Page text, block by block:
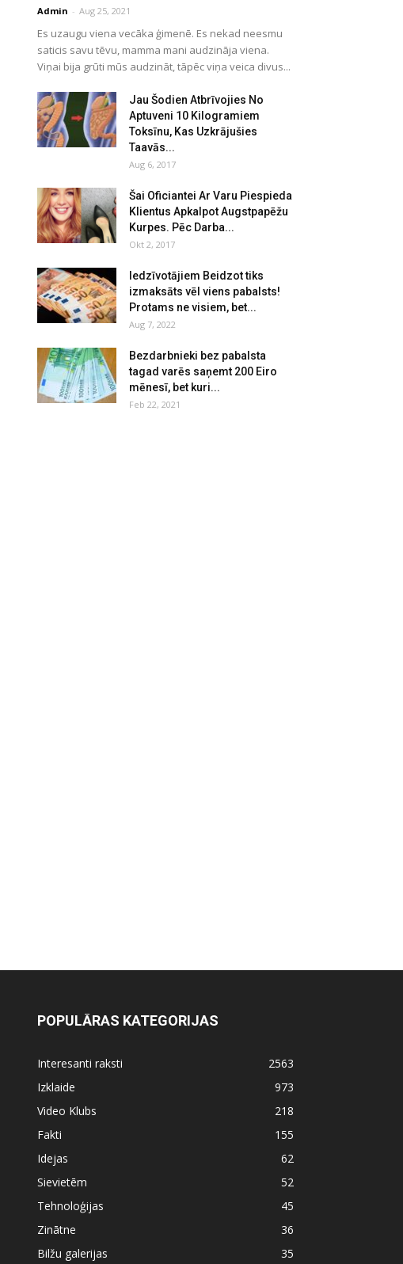
Admin - Aug 25, 2021
Es uzaugu viena vecāka ģimenē. Es nekad neesmu
saticis savu tēvu, mamma mani audzināja viena.
Viņai bija grūti mūs audzināt, tāpēc viņa veica divus...
Jau Šodien Atbrīvojies No
Aptuveni 10 Kilogramiem
Toksīnu, Kas Uzkrājušies
Taavās...
Aug 6, 2017
Šai Oficiantei Ar Varu Piespieda
Klientus Apkalpot Augstpapēžu
Kurpes. Pēc Darba...
Okt 2, 2017
Iedzīvotājiem Beidzot tiks
izmaksāts vēl viens pabalsts!
Protams ne visiem, bet...
Aug 7, 2022
Bezdarbnieki bez pabalsta
tagad varēs saņemt 200 Eiro
mēnesī, bet kuri...
Feb 22, 2021
POPULĀRAS KATEGORIJAS
Interesanti raksti
2563
Izklaide
973
Video Klubs
218
Fakti
155
Idejas
62
Sievietēm
52
Tehnoloģijas
45
Zinātne
36
Bilžu galerijas
35